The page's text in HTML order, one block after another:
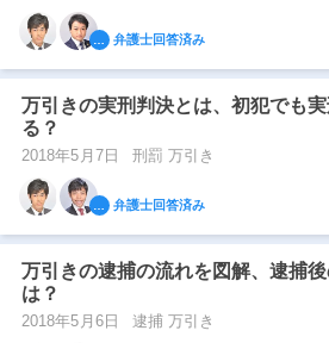
弁護士回答済み
万引きの実刑判決とは、初犯でも
る？
2018年5月7日 刑罰 万引き
弁護士回答済み
万引きの逮捕の流れを図解、逮捕
は？
2018年5月6日 逮捕 万引き